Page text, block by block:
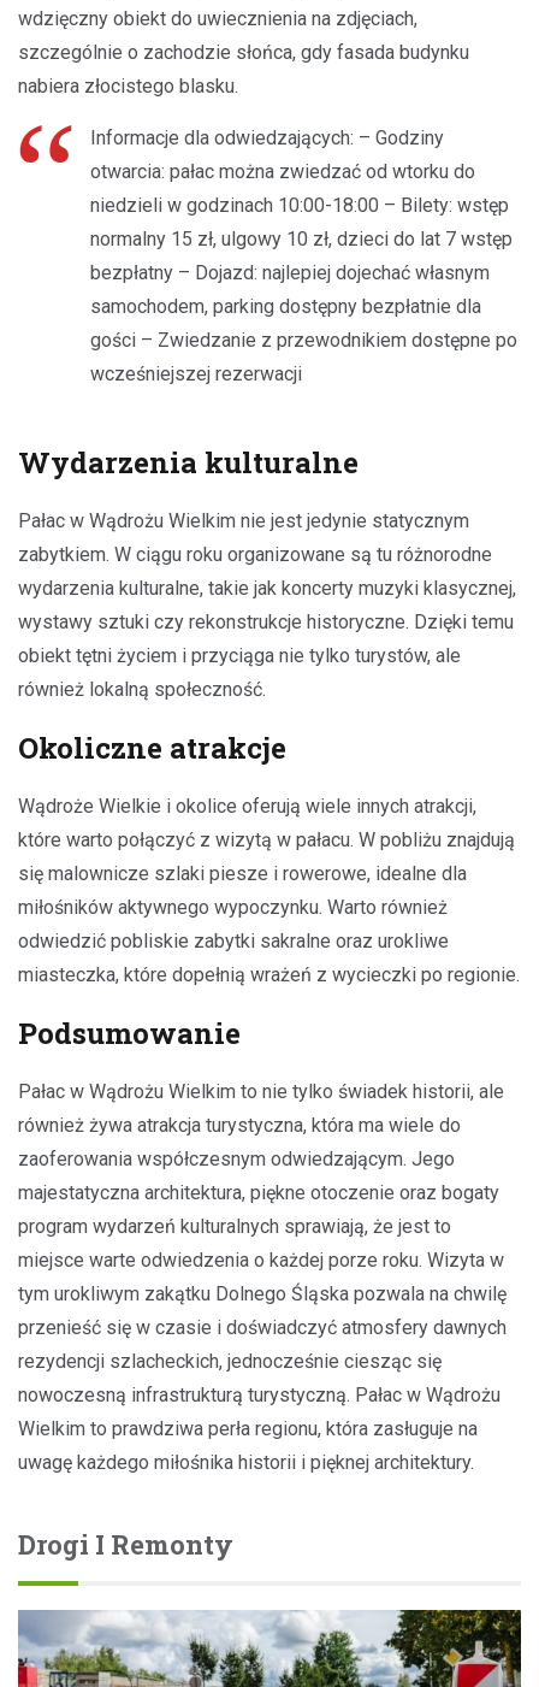
wdzięczny obiekt do uwiecznienia na zdjęciach,
szczególnie o zachodzie słońca, gdy fasada budynku
nabiera złocistego blasku.
Informacje dla odwiedzających: – Godziny
otwarcia: pałac można zwiedzać od wtorku do
niedzieli w godzinach 10:00-18:00 – Bilety: wstęp
normalny 15 zł, ulgowy 10 zł, dzieci do lat 7 wstęp
bezpłatny – Dojazd: najlepiej dojechać własnym
samochodem, parking dostępny bezpłatnie dla
gości – Zwiedzanie z przewodnikiem dostępne po
wcześniejszej rezerwacji
Wydarzenia kulturalne
Pałac w Wądrożu Wielkim nie jest jedynie statycznym
zabytkiem. W ciągu roku organizowane są tu różnorodne
wydarzenia kulturalne, takie jak koncerty muzyki klasycznej,
wystawy sztuki czy rekonstrukcje historyczne. Dzięki temu
obiekt tętni życiem i przyciąga nie tylko turystów, ale
również lokalną społeczność.
Okoliczne atrakcje
Wądroże Wielkie i okolice oferują wiele innych atrakcji,
które warto połączyć z wizytą w pałacu. W pobliżu znajdują
się malownicze szlaki piesze i rowerowe, idealne dla
miłośników aktywnego wypoczynku. Warto również
odwiedzić pobliskie zabytki sakralne oraz urokliwe
miasteczka, które dopełnią wrażeń z wycieczki po regionie.
Podsumowanie
Pałac w Wądrożu Wielkim to nie tylko świadek historii, ale
również żywa atrakcja turystyczna, która ma wiele do
zaoferowania współczesnym odwiedzającym. Jego
majestatyczna architektura, piękne otoczenie oraz bogaty
program wydarzeń kulturalnych sprawiają, że jest to
miejsce warte odwiedzenia o każdej porze roku. Wizyta w
tym urokliwym zakątku Dolnego Śląska pozwala na chwilę
przenieść się w czasie i doświadczyć atmosfery dawnych
rezydencji szlacheckich, jednocześnie ciesząc się
nowoczesną infrastrukturą turystyczną. Pałac w Wądrożu
Wielkim to prawdziwa perła regionu, która zasługuje na
uwagę każdego miłośnika historii i pięknej architektury.
Drogi I Remonty